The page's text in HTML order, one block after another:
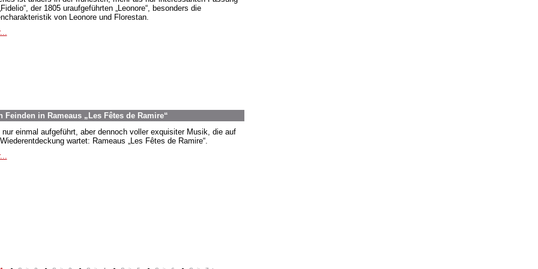
der 1805 uraufgeführten „Leonore“, besonders die
von Leonore und Florestan.
in Rameaus „Les Fêtes de Ramire“
nur einmal aufgeführt, aber dennoch voller exquisiter Musik, die auf
wartet: Rameaus „Les Fêtes de Ramire“.